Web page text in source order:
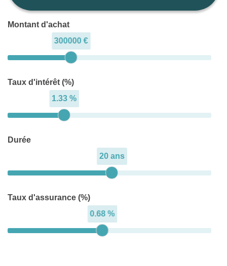
Montant d'achat
300000 €
Taux d'intérêt (%)
1.33 %
Durée
20 ans
Taux d'assurance (%)
0.68 %